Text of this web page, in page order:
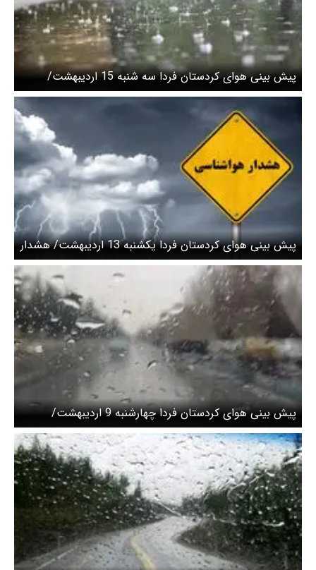
پیش بینی هوای کردستان فردا سه شنبه 15 اردیبهشت/
تداوم بارش‌های رگباری در نیمه غربی و جنوبی استان
پیش بینی هوای کردستان فردا یکشنبه 13 اردیبهشت/ هشدار
سطح زرد صادر شد
پیش بینی هوای کردستان فردا چهارشنبه 9 اردیبهشت/
بارش‌های بهاری و رگباری تا ۲ روز دیگر